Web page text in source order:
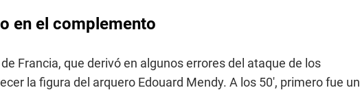
en el complemento
Francia, que derivó en algunos errores del ataque de los
la figura del arquero Edouard Mendy. A los 50', primero fue un